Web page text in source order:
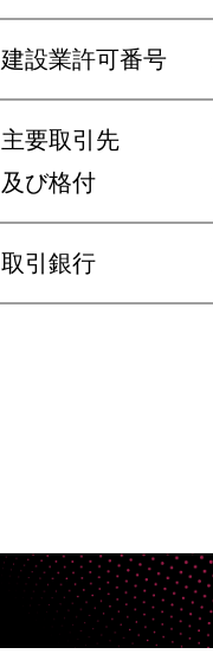
建設業許可番号
主要取引先
及び格付
取引銀行